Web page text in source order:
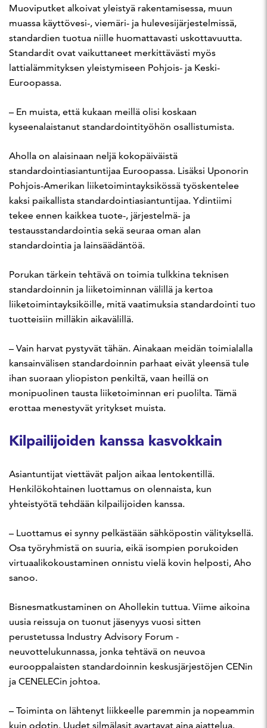
Muoviputket alkoivat yleistyä rakentamisessa, muun
muassa käyttövesi-, viemäri- ja hulevesijärjestelmissä,
standardien tuotua niille huomattavasti uskottavuutta.
Standardit ovat vaikuttaneet merkittävästi myös
lattialämmityksen yleistymiseen Pohjois- ja Keski-
Euroopassa.
– En muista, että kukaan meillä olisi koskaan
kyseenalaistanut standardointityöhön osallistumista.
Aholla on alaisinaan neljä kokopäiväistä
standardointiasiantuntijaa Euroopassa. Lisäksi Uponorin
Pohjois-Amerikan liiketoimintayksikössä työskentelee
kaksi paikallista standardointiasiantuntijaa. Ydintiimi
tekee ennen kaikkea tuote-, järjestelmä- ja
testausstandardointia sekä seuraa oman alan
standardointia ja lainsäädäntöä.
Porukan tärkein tehtävä on toimia tulkkina teknisen
standardoinnin ja liiketoiminnan välillä ja kertoa
liiketoimintayksiköille, mitä vaatimuksia standardointi tuo
tuotteisiin milläkin aikavälillä.
– Vain harvat pystyvät tähän. Ainakaan meidän toimialalla
kansainvälisen standardoinnin parhaat eivät yleensä tule
ihan suoraan yliopiston penkiltä, vaan heillä on
monipuolinen tausta liiketoiminnan eri puolilta. Tämä
erottaa menestyvät yritykset muista.
Kilpailijoiden kanssa kasvokkain
Asiantuntijat viettävät paljon aikaa lentokentillä.
Henkilökohtainen luottamus on olennaista, kun
yhteistyötä tehdään kilpailijoiden kanssa.
– Luottamus ei synny pelkästään sähköpostin välityksellä.
Osa työryhmistä on suuria, eikä isompien porukoiden
virtuaalikokoustaminen onnistu vielä kovin helposti, Aho
sanoo.
Bisnesmatkustaminen on Ahollekin tuttua. Viime aikoina
uusia reissuja on tuonut jäsenyys vuosi sitten
perustetussa Industry Advisory Forum -
neuvottelukunnassa, jonka tehtävä on neuvoa
eurooppalaisten standardoinnin keskusjärjestöjen CENin
ja CENELECin johtoa.
– Toiminta on lähtenyt liikkeelle paremmin ja nopeammin
kuin odotin. Uudet silmälasit avartavat aina ajattelua.